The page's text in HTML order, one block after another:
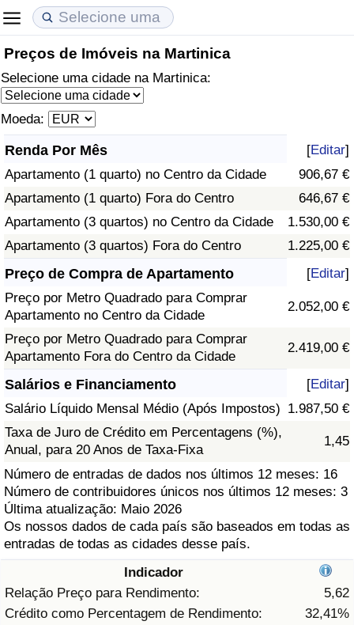
Preços de Imóveis na Martinica
Selecione uma cidade na Martinica:
Moeda:
Renda Por Mês [Editar]
Apartamento (1 quarto) no Centro da Cidade
906,67 €
Apartamento (1 quarto) Fora do Centro
646,67 €
Apartamento (3 quartos) no Centro da Cidade
1.530,00 €
Apartamento (3 quartos) Fora do Centro
1.225,00 €
Preço de Compra de Apartamento [Editar]
Preço por Metro Quadrado para Comprar
Apartamento no Centro da Cidade
2.052,00 €
Preço por Metro Quadrado para Comprar
Apartamento Fora do Centro da Cidade
2.419,00 €
Salários e Financiamento [Editar]
Salário Líquido Mensal Médio (Após Impostos) 1.987,50 €
Taxa de Juro de Crédito em Percentagens (%),
Anual, para 20 Anos de Taxa-Fixa
1,45
Número de entradas de dados nos últimos 12 meses: 16
Número de contribuidores únicos nos últimos 12 meses: 3
Última atualização: Maio 2026
Os nossos dados de cada país são baseados em todas as
entradas de todas as cidades desse país.
Indicador
Relação Preço para Rendimento:
5,62
Crédito como Percentagem de Rendimento:
32,41%
Custo de Vida
Indicador de Custo de Vida (Atual)
Indicador de Custo de Vida
Indicador de Custo de Vida Por País
em Aqaba
Preços de Imóveis
Indicador de Preços de Imóveis (Atual)
Indicador de Preços de Imóveis
Indicador de Preços de Imóveis por País
Qualidade de Vida
Indicador de Qualidade de Vida
Indicador de Qualidade de Vida (Atual)
Índice de qualidade de vida por país
Crime
Indicador de Crime
Índice de criminalidade por país
Saúde
Indicador de Saúde (Atual)
Indicador de Saúde por País
Poluição
Indicador de Poluição (Atual)